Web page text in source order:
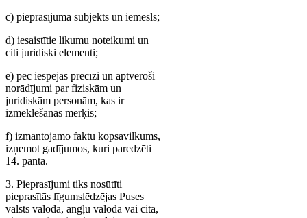
c) pieprasījuma subjekts un iemesls;
d) iesaistītie likumu noteikumi un
citi juridiski elementi;
e) pēc iespējas precīzi un aptveroši
norādījumi par fiziskām un
juridiskām personām, kas ir
izmeklēšanas mērķis;
f) izmantojamo faktu kopsavilkums,
izņemot gadījumos, kuri paredzēti
14. pantā.
3. Pieprasījumi tiks nosūtīti
pieprasītās līgumslēdzējas Puses
valsts valodā, angļu valodā vai citā,